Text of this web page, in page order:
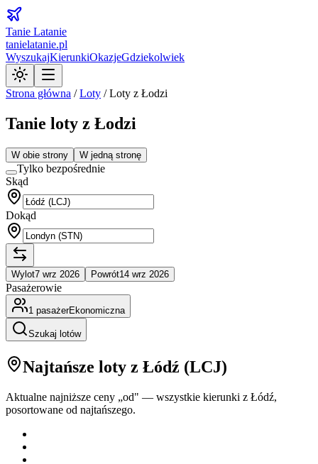
Tanie Latanie
tanielatanie.pl
WyszukajKierunkiOkazjeGdziekolwiek
Strona główna /Loty /Loty z Łodzi
Tanie loty z Łodzi
W obie strony W jedną stronę
Tylko bezpośrednie
Skąd
Dokąd
Wylot7 wrz 2026 Powrót14 wrz 2026
Pasażerowie
1 pasażerEkonomiczna
Szukaj lotów
Najtańsze loty z Łódź (LCJ)
Aktualne najniższe ceny „od" — wszystkie kierunki z Łódź,
posortowane od najtańszego.